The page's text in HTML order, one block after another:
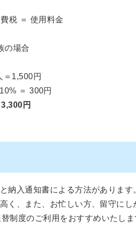
税 ＝ 使用料金
の場合
1,500円
＝ 300円
3,300円
納入通知書による方法があります
く、また、お忙しい方、留守にし
制度のご利用をおすすめいたしま